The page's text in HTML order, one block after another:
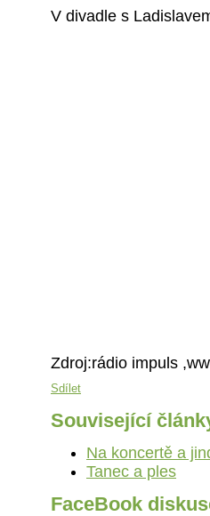
V divadle s
Zdroj:rádio impuls
Sdílet
Související
Na koncertě a
Tanec a ples
FaceBook